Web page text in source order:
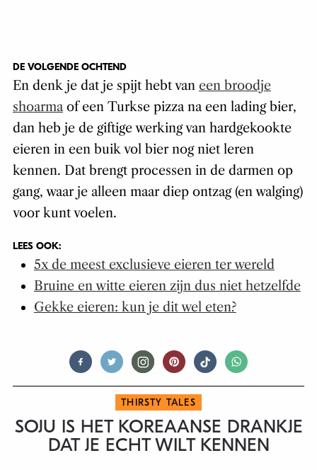
DE VOLGENDE OCHTEND
En denk je dat je spijt hebt van een broodje
shoarmaof een Turkse pizza na een lading bier,
dan heb je de giftige werking van hardgekookte
eieren in een buik vol bier nog niet leren
kennen. Dat brengt processen in de darmen op
gang, waar je alleen maar diep ontzag (en walging)
voor kunt voelen.
LEES OOK:
5x de meest exclusieve eieren ter wereld
Bruine en witte eieren zijn dus niet hetzelfde
Gekke eieren: kun je dit wel eten?
THIRSTY TALES
SOJU IS HET KOREAANSE DRANKJE
DAT JE ECHT WILT KENNEN